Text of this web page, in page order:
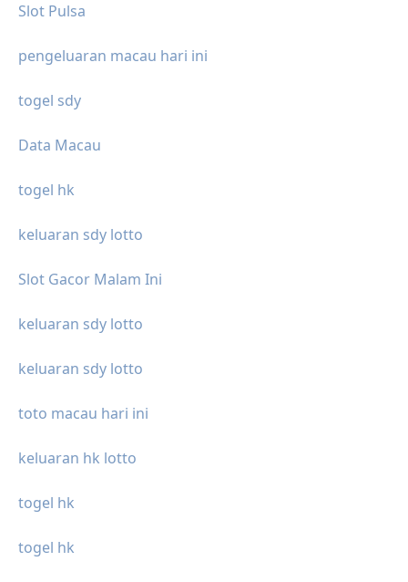
Slot Pulsa
pengeluaran macau hari ini
togel sdy
Data Macau
togel hk
keluaran sdy lotto
Slot Gacor Malam Ini
keluaran sdy lotto
keluaran sdy lotto
toto macau hari ini
keluaran hk lotto
togel hk
togel hk